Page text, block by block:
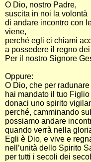
O Dio, nostro Padre,
suscita in noi la volontà
di andare incontro con
viene,
perché egli ci chiami
a possedere il regno
Per il nostro Signore
Oppure:
O Dio, che per
hai mandato il tuo
donaci uno spirito
perché, camminando
possiamo andare
quando verrà nella
Egli è Dio, e vive e
nell’unità dello Spirito
per tutti i secoli dei